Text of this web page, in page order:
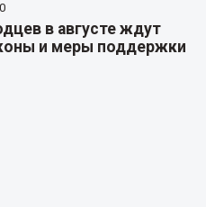
в августе ждут
и меры поддержки